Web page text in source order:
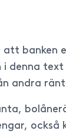
denna
andra